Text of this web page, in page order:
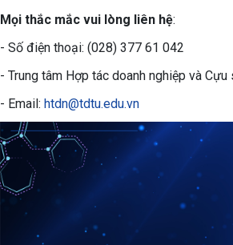
Mọi thắc mắc vui lòng liên hệ:
- Số điện thoại: (028) 377 61 042
- Trung tâm Hợp tác doanh nghiệp và
- Email: htdn@tdtu.edu.vn